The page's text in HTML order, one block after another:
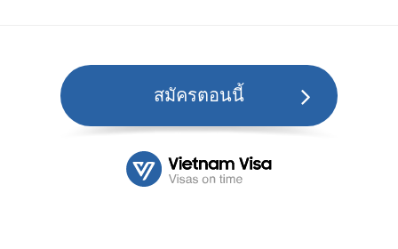
สมัครตอนนี้